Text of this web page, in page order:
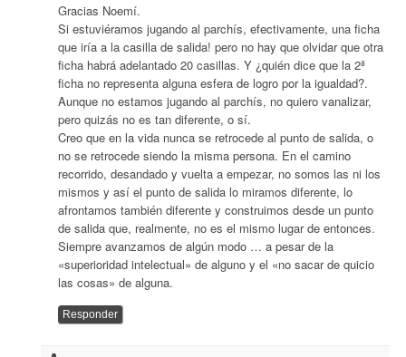
Gracias Noemí.
Si estuviéramos jugando al parchís, efectivamente, una ficha
que iría a la casilla de salida! pero no hay que olvidar que otra
ficha habrá adelantado 20 casillas. Y ¿quién dice que la 2ª
ficha no representa alguna esfera de logro por la igualdad?.
Aunque no estamos jugando al parchís, no quiero vanalizar,
pero quizás no es tan diferente, o sí.
Creo que en la vida nunca se retrocede al punto de salida, o
no se retrocede siendo la misma persona. En el camino
recorrido, desandado y vuelta a empezar, no somos las ni los
mismos y así el punto de salida lo miramos diferente, lo
afrontamos también diferente y construimos desde un punto
de salida que, realmente, no es el mismo lugar de entonces.
Siempre avanzamos de algún modo … a pesar de la
«superioridad intelectual» de alguno y el «no sacar de quicio
las cosas» de alguna.
Responder